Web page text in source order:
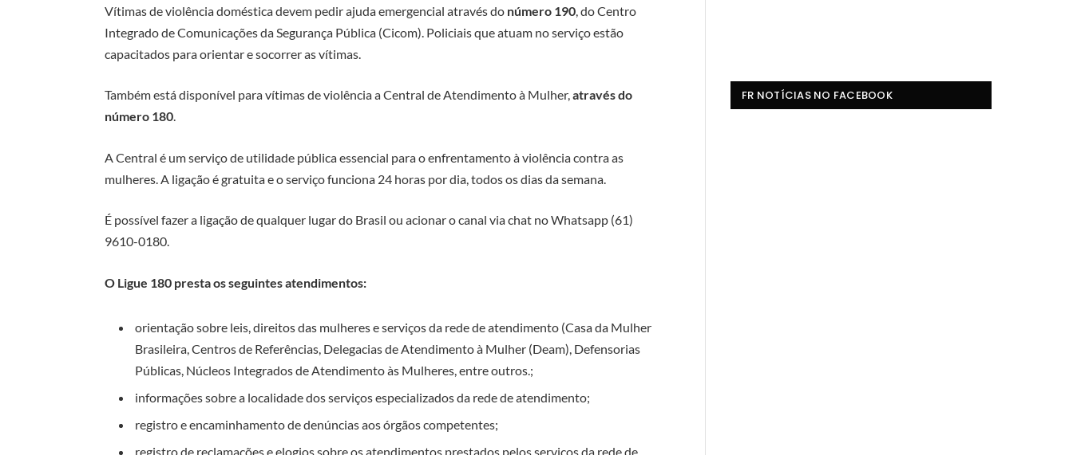
Vítimas de violência doméstica devem pedir ajuda emergencial através do número 190 , do Centro
Integrado de Comunicações da Segurança Pública (Cicom). Policiais que atuam no serviço estão
capacitados para orientar e socorrer as vítimas.
Também está disponível para vítimas de violência a Central de Atendimento à Mulher,através do
número 180.
A Central é um serviço de utilidade pública essencial para o enfrentamento à violência contra as
mulheres. A ligação é gratuita e o serviço funciona 24 horas por dia, todos os dias da semana.
É possível fazer a ligação de qualquer lugar do Brasil ou acionar o canal via chat no Whatsapp (61)
9610-0180.
O Ligue 180 presta os seguintes atendimentos:
orientação sobre leis, direitos das mulheres e serviços da rede de atendimento (Casa da Mulher
Brasileira, Centros de Referências, Delegacias de Atendimento à Mulher (Deam), Defensorias
Públicas, Núcleos Integrados de Atendimento às Mulheres, entre outros.;
informações sobre a localidade dos serviços especializados da rede de atendimento;
registro e encaminhamento de denúncias aos órgãos competentes;
registro de reclamações e elogios sobre os atendimentos prestados pelos serviços da rede de
FR NOTÍCIAS NO FACEBOOK